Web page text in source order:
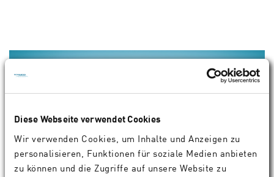
Diese Webseite verwendet Cookies
Wir verwenden Cookies, um Inhalte und Anzeigen zu
personalisieren, Funktionen für soziale Medien anbieten
zu können und die Zugriffe auf unsere Website zu